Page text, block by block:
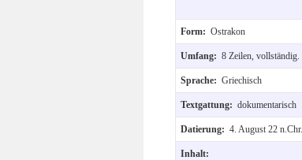
Form: Ostrakon
Umfang: 8 Zeilen, vollständig.
Sprache: Griechisch
Textgattung: dokumentarisch
Datierung: 4. August 22 n.Chr.
Inhalt: